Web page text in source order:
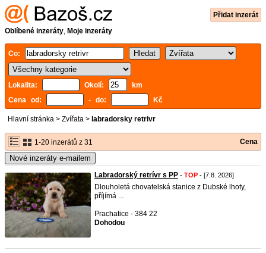
Přidat inzerát
Oblíbené inzeráty, Moje inzeráty
Co:
Lokalita: Okolí:
km
Cena od:
- do: Kč
Hlavní stránka > Zvířata > labradorsky retrivr
1-20 inzerátů z 31 Cena
Nové inzeráty e-mailem
Labradorský retrívr s PP - TOP - [7.8. 2026]
Dlouholetá chovatelská stanice z Dubské lhoty,
příjímá ...
Prachatice - 384 22
Dohodou